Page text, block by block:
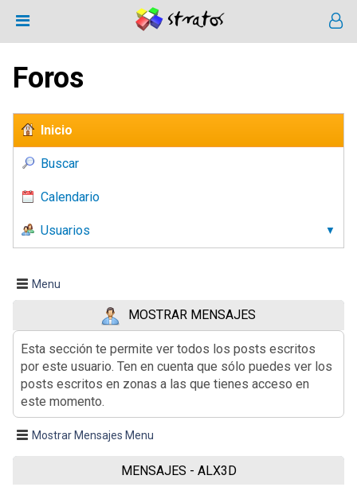
Foros
Inicio
Buscar
Calendario
Usuarios
Menu
MOSTRAR MENSAJES
Esta sección te permite ver todos los posts escritos
por este usuario. Ten en cuenta que sólo puedes ver los
posts escritos en zonas a las que tienes acceso en
este momento.
Mostrar Mensajes Menu
MENSAJES - ALX3D